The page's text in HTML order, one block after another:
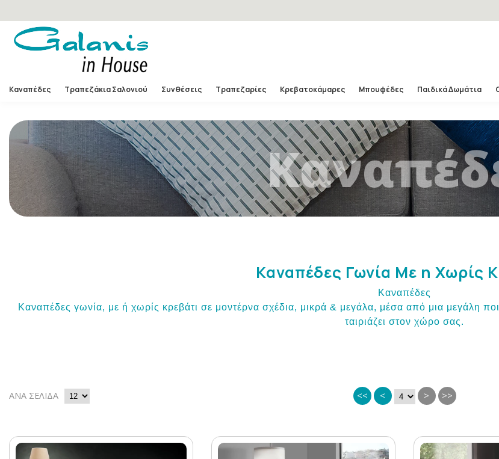
Καναπέδες Τραπεζάκια Σαλονιού Συνθέσεις Τραπεζαρίες Κρεβατοκάμαρες Μπουφέδες Παιδικά Δωμάτια
Καναπέδες Γωνία Με η Χωρίς
Καναπέδες
Καναπέδες γωνία, με ή χωρίς κρεβάτι σε μοντέρνα σχέδια, μικρά & μεγάλα, μέσα από μια μεγάλη
ταιριάζει στον χώρο σας.
ΑΝΑ ΣΕΛΙΔΑ << < > >>